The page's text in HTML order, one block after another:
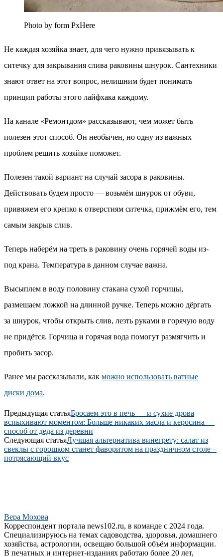
Photo by form PxHere
Не каждая хозяйка знает, для чего нужно привязывать к
ситечку для закрывания слива раковины шнурок. Сантехники
знают ответ на этот вопрос, нелишним будет понимать
принцип работы этого лайфхака каждому.
На канале «Ремонтдом» рассказывают, чем может быть
полезен этот способ. Он необычен, но одну из важных
проблем решить хозяйке поможет.
Полезен такой вариант на случай засора в раковины.
Действовать будем просто — возьмём шнурок от обуви,
привяжем его крепко к отверстиям ситечка, прижмём его, тем
самым закрыв слив.
Теперь наберём на треть в раковину очень горячей воды из-
под крана. Температура в данном случае важна.
Высыплем в воду половину стакана сухой горчицы,
размешаем ложкой на длинной ручке. Теперь можно дёргать
за шнурок, чтобы открыть слив, лезть руками в горячую воду
не придётся. Горчица и горячая вода помогут размягчить и
пробить засор.
Ранее мы рассказывали, как можно использовать ватные
диски дома.
Предыдущая статьяБросаем это в печь — и сухие дрова
вспыхивают моментом: Больше никаких масла и керосина —
способ от деда из деревни
Следующая статьяЛучшая альтернатива винегрету: салат из
свеклы с горошком станет фаворитом на праздничном столе –
потрясающий вкус
Вера Мохова
Корреспондент портала news102.ru, в команде с 2024 года.
Специализируюсь на темах садоводства, здоровья, домашнего
хозяйства, астрологии, освещаю большой объём информации.
В печатных и интернет-изданиях работаю более 20 лет,